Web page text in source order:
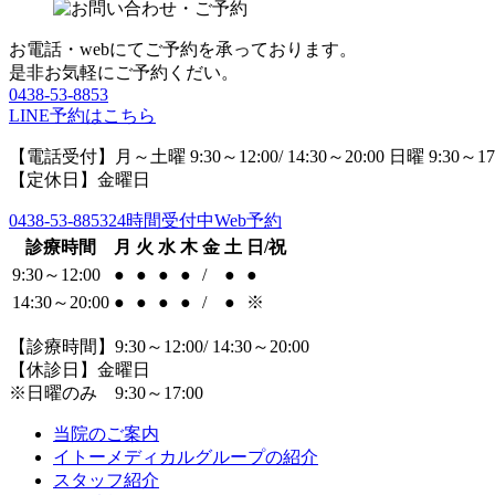
お電話・webにてご予約を承っております。
是非お気軽にご予約くだい。
0438-53-8853
LINE予約はこちら
【電話受付】月～土曜 9:30～12:00/ 14:30～20:00 日曜 9:30～
【定休日】金曜日
0438-53-885324時間受付中Web予約
診療時間
月 火 水 木 金 土 日/祝
9:30～12:00
● ● ● ● / ●
●
14:30～20:00 ● ● ● ● / ● ※
【診療時間】9:30～12:00/ 14:30～20:00
【休診日】金曜日
※日曜のみ 9:30～17:00
当院のご案内
イトーメディカルグループの紹介
スタッフ紹介